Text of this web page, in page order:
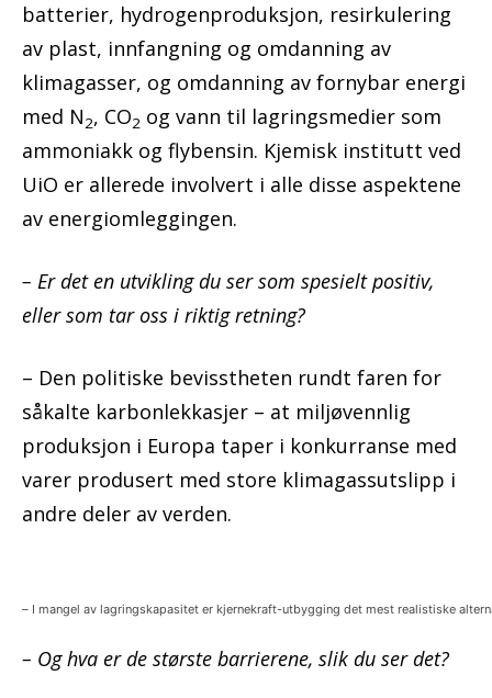
batterier, hydrogenproduksjon, resirkulering
av plast, innfangning og omdanning av
klimagasser, og omdanning av fornybar energi
med N2, CO2 og vann til lagringsmedier som
ammoniakk og flybensin. Kjemisk institutt ved
UiO er allerede involvert i alle disse aspektene
av energiomleggingen.
– Er det en utvikling du ser som spesielt positiv,
eller som tar oss i riktig retning?
– Den politiske bevisstheten rundt faren for
såkalte karbonlekkasjer – at miljøvennlig
produksjon i Europa taper i konkurranse med
varer produsert med store klimagassutslipp i
andre deler av verden.
– I mangel av lagringskapasitet er kjernekraft-utbygging det mest realistiske
– Og hva er de største barrierene, slik du ser det?